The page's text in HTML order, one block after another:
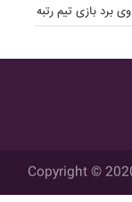
رتبه تیم بازی برد
Copyright ©